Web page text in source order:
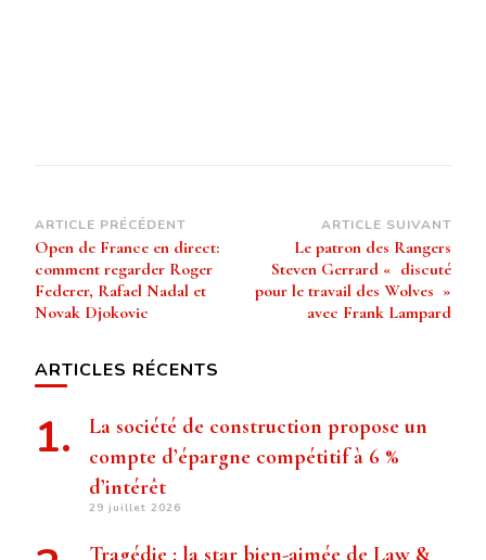
Navigation
d’article
ARTICLE PRÉCÉDENT
Open de France en direct:
comment regarder Roger
Federer, Rafael Nadal et
Novak Djokovic
ARTICLE SUIVANT
Le patron des Rangers
Steven Gerrard « discuté
pour le travail des Wolves »
avec Frank Lampard
ARTICLES RÉCENTS
La société de construction propose un
compte d’épargne compétitif à 6 %
d’intérêt
29 juillet 2026
Tragédie : la star bien-aimée de Law &